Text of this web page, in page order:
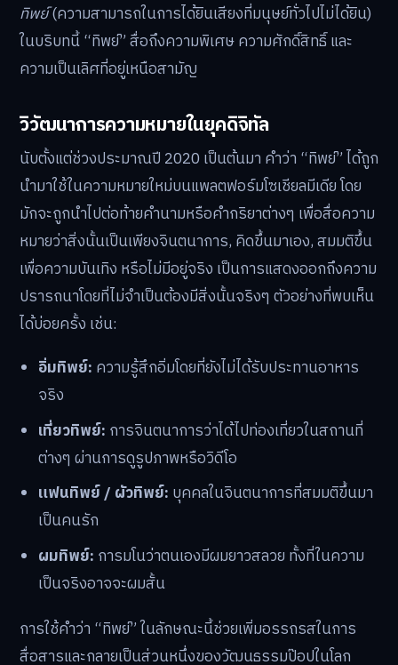
ทิพย์(ความสามารถในการได้ยินเสียงที่มนุษย์ทั่วไปไม่ได้ยิน)
ในบริบทนี้ “ทิพย์” สื่อถึงความพิเศษ ความศักดิ์สิทธิ์ และ
ความเป็นเลิศที่อยู่เหนือสามัญ
วิวัฒนาการความหมายในยุคดิจิทัล
นับตั้งแต่ช่วงประมาณปี 2020 เป็นต้นมา คำว่า “ทิพย์” ได้ถูก
นำมาใช้ในความหมายใหม่บนแพลตฟอร์มโซเชียลมีเดีย โดย
มักจะถูกนำไปต่อท้ายคำนามหรือคำกริยาต่างๆ เพื่อสื่อความ
หมายว่าสิ่งนั้นเป็นเพียงจินตนาการ, คิดขึ้นมาเอง, สมมติขึ้น
เพื่อความบันเทิง หรือไม่มีอยู่จริง เป็นการแสดงออกถึงความ
ปรารถนาโดยที่ไม่จำเป็นต้องมีสิ่งนั้นจริงๆ ตัวอย่างที่พบเห็น
ได้บ่อยครั้ง เช่น:
อิ่มทิพย์: ความรู้สึกอิ่มโดยที่ยังไม่ได้รับประทานอาหาร
จริง
เที่ยวทิพย์: การจินตนาการว่าได้ไปท่องเที่ยวในสถานที่
ต่างๆ ผ่านการดูรูปภาพหรือวิดีโอ
แฟนทิพย์ / ผัวทิพย์: บุคคลในจินตนาการที่สมมติขึ้นมา
เป็นคนรัก
ผมทิพย์: การมโนว่าตนเองมีผมยาวสลวย ทั้งที่ในความ
เป็นจริงอาจจะผมสั้น
การใช้คำว่า “ทิพย์” ในลักษณะนี้ช่วยเพิ่มอรรถรสในการ
สื่อสารและกลายเป็นส่วนหนึ่งของวัฒนธรรมป๊อปในโลก